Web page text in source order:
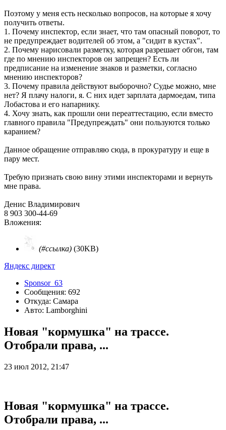
Поэтому у меня есть несколько вопросов, на которые я хочу
получить ответы.
1. Почему инспектор, если знает, что там опасный поворот, то
не предупреждает водителей об этом, а "сидит в кустах".
2. Почему нарисовали разметку, которая разрешает обгон, там
где по мнению инспекторов он запрещен? Есть ли
предписание на изменение знаков и разметки, согласно
мнению инспекторов?
3. Почему правила действуют выборочно? Судье можно, мне
нет? Я плачу налоги, я. С них идет зарплата дармоедам, типа
Лобастова и его напарнику.
4. Хочу знать, как прошли они переаттестацию, если вместо
главного правила "Предупреждать" они пользуются только
каранием?
Данное обращение отправляю сюда, в прокуратуру и еще в
пару мест.
Требую признать свою вину этими инспекторами и вернуть
мне права.
Денис Владимирович
8 903 300-44-69
Вложения:
(#ссылка) (30KB)
Яндекс директ
Sponsor_63
Сообщения: 692
Откуда: Самара
Авто: Lamborghini
Новая "кормушка" на трассе.
Отобрали права, ...
23 июл 2012, 21:47
Новая "кормушка" на трассе.
Отобрали права, ...